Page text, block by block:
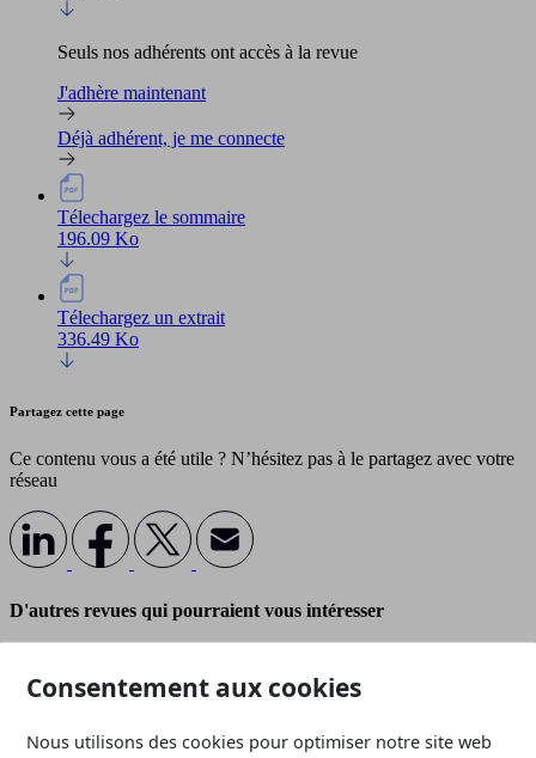
Seuls nos adhérents ont accès à la revue
J'adhère maintenant
Déjà adhérent, je me connecte
Télechargez le sommaire
196.09 Ko
Télechargez un extrait
336.49 Ko
Partagez cette page
Ce contenu vous a été utile ? N’hésitez pas à le partagez avec votre
réseau
D'autres revues qui pourraient vous intéresser
Consentement aux cookies
Nous utilisons des cookies pour optimiser notre site web